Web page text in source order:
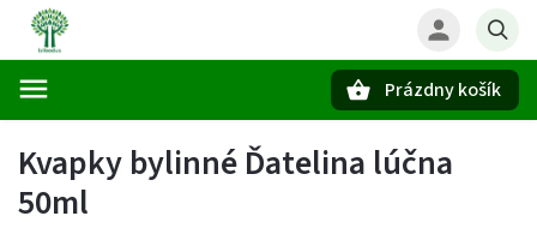
Prázdny košík
Kvapky bylinné Ďatelina lúčna
50ml